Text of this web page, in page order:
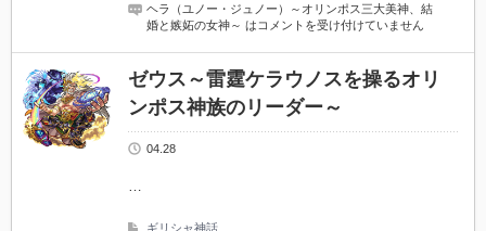
ヘラ（ユノー・ジュノー）～オリンポス三大美神、結
婚と嫉妬の女神～ は コメントを受け付けていません
ゼウス～雷霆ケラウノスを操るオリ
ンポス神族のリーダー～
04.28
…
ギリシャ神話